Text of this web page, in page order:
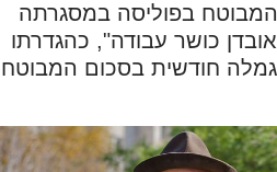
בפוליסה במסגרתה
כושר עבודה", כהגדרתו
חודשית בסכום המבוטח